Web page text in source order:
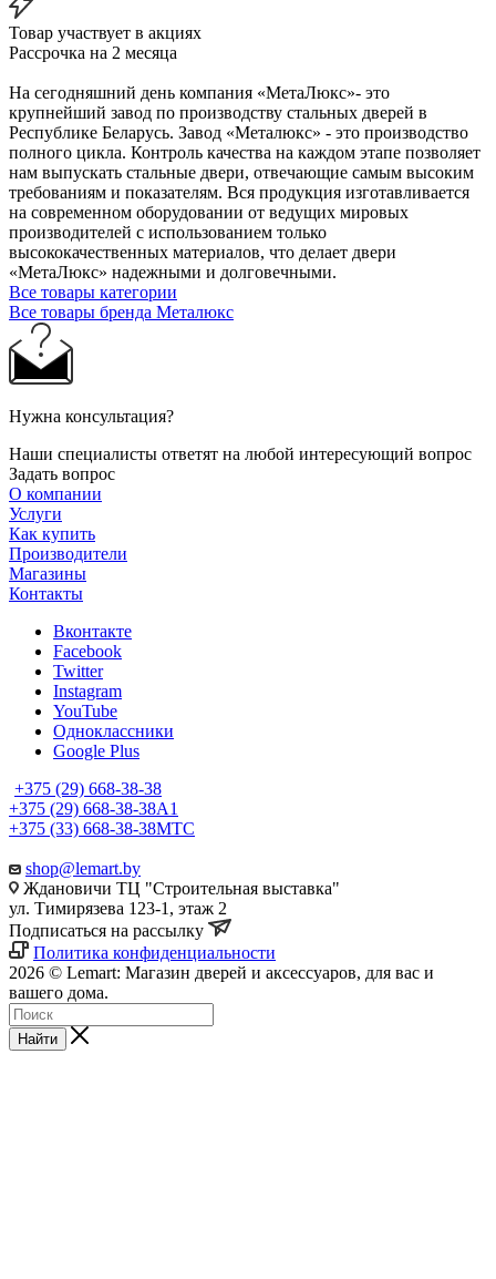
Товар участвует в акциях
Рассрочка на 2 месяца
На сегодняшний день компания «МетаЛюкс»- это
крупнейший завод по производству стальных дверей в
Республике Беларусь. Завод «Металюкс» - это производство
полного цикла. Контроль качества на каждом этапе позволяет
нам выпускать стальные двери, отвечающие самым высоким
требованиям и показателям. Вся продукция изготавливается
на современном оборудовании от ведущих мировых
производителей с использованием только
высококачественных материалов, что делает двери
«МетаЛюкс» надежными и долговечными.
Все товары категории
Все товары бренда Металюкс
Нужна консультация?
Наши специалисты ответят на любой интересующий вопрос
Задать вопрос
О компании
Услуги
Как купить
Производители
Магазины
Контакты
Вконтакте
Facebook
Twitter
Instagram
YouTube
Одноклассники
Google Plus
+375 (29) 668-38-38
+375 (29) 668-38-38A1
+375 (33) 668-38-38МТС
shop@lemart.by
Ждановичи ТЦ "Строительная выставка"
ул. Тимирязева 123-1, этаж 2
Подписаться на рассылку
Политика конфиденциальности
2026 © Lemart: Магазин дверей и аксессуаров, для вас и
вашего дома.
Найти